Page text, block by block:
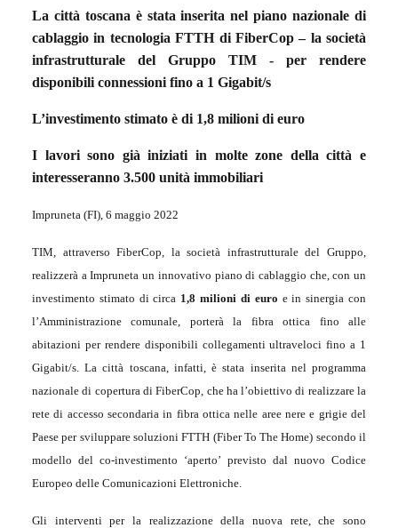
La città toscana è stata inserita nel piano nazionale di
cablaggio in tecnologia FTTH di FiberCop – la società
infrastrutturale del Gruppo TIM - per rendere
disponibili connessioni fino a 1 Gigabit/s
L’investimento stimato è di 1,8 milioni di euro
I lavori sono già iniziati in molte zone della città e
interesseranno 3.500 unità immobiliari
Impruneta (FI), 6 maggio 2022
TIM, attraverso FiberCop, la società infrastrutturale del Gruppo,
realizzerà a Impruneta un innovativo piano di cablaggio che, con un
investimento stimato di circa 1,8 milioni di euro e in sinergia con
l’Amministrazione comunale, porterà la fibra ottica fino alle
abitazioni per rendere disponibili collegamenti ultraveloci fino a 1
Gigabit/s. La città toscana, infatti, è stata inserita nel programma
nazionale di copertura di FiberCop, che ha l’obiettivo di realizzare la
rete di accesso secondaria in fibra ottica nelle aree nere e grigie del
Paese per sviluppare soluzioni FTTH (Fiber To The Home) secondo il
modello del co-investimento ‘aperto’ previsto dal nuovo Codice
Europeo delle Comunicazioni Elettroniche.
Gli interventi per la realizzazione della nuova rete, che sono